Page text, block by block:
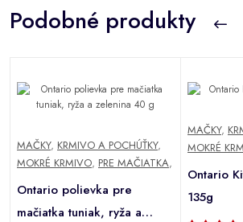
Podobné produkty
MAČKY, KRMIVO A POCHÚŤKY,
MOKRÉ KRMIVO, PRE MAČIATKA,
Ontario polievka pre
mačiatka tuniak, ryža a
MAČKY,
MOKRÉ
Ontario
135g